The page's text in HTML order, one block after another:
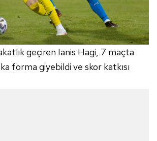
geçiren Ianis Hagi, 7 maçta
forma giyebildi ve skor katkısı